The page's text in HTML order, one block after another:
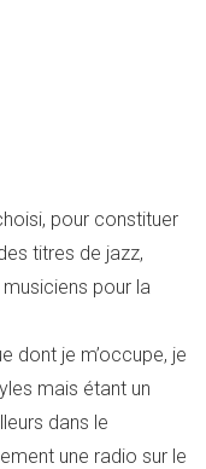
pour constituer
titres de jazz,
pour la
dont je m’occupe, je
mais étant un
dans le
une radio sur le